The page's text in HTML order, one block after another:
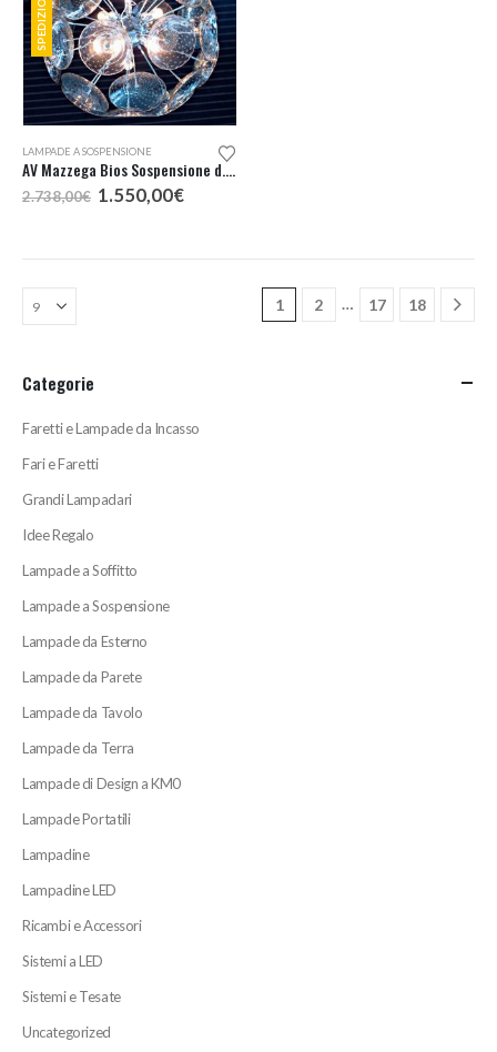
LAMPADE A SOSPENSIONE
AV Mazzega Bios Sospensione d.46 KM0
2.738,00€ Il
prezzo
2.738,00€.
1.550,00€Il
1.550,00€.
1 2 … 17 18
Categorie
Faretti e Lampade da Incasso
Fari e Faretti
Grandi Lampadari
Idee Regalo
Lampade a Soffitto
Lampade a Sospensione
Lampade da Esterno
Lampade da Parete
Lampade da Tavolo
Lampade da Terra
Lampade di Design a KM0
Lampade Portatili
Lampadine
Lampadine LED
Ricambi e Accessori
Sistemi a LED
Sistemi e Tesate
Uncategorized